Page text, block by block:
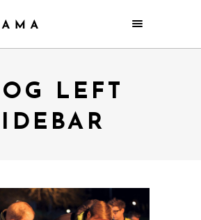
LEFT